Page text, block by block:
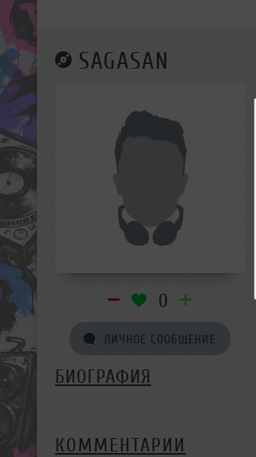
SAGASAN
0
ЛИЧНОЕ СООБЩЕНИЕ
БИОГРАФИЯ
КОММЕНТАРИИ